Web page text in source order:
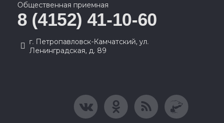
Общественная приемная
8 (4152) 41-10-60
г. Петропавловск-Камчатский, ул.
Ленинградская, д. 89